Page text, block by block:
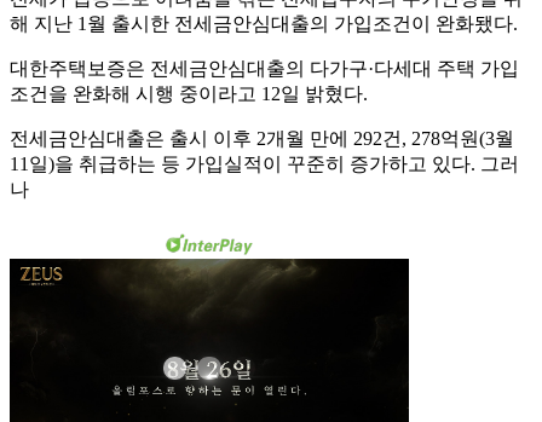
해 지난 1월 출시한 전세금안심대출의 가입조건이 완화됐다.
대한주택보증은 전세금안심대출의 다가구·다세대 주택 가입
조건을 완화해 시행 중이라고 12일 밝혔다.
전세금안심대출은 출시 이후 2개월 만에 292건, 278억원(3월
11일)을 취급하는 등 가입실적이 꾸준히 증가하고 있다. 그러
나